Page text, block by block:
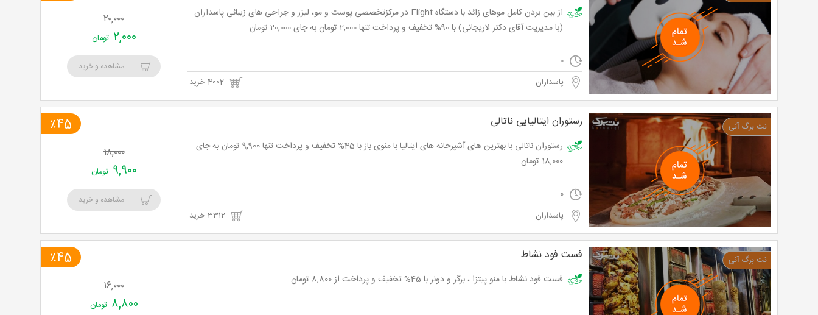
از بین بردن کامل موهای زائد با دستگاه Elight در مرکزتخصصی پوست و مو، لیزر و جراحی های زیبائی پاسداران
(با مدیریت آقای دکتر لاریجانی) با 90% تخفیف و پرداخت تنها 2,000 تومان به جای 20,000 تومان
0
پاسداران 4002 خرید
۲۰,۰۰۰
۲,۰۰۰ تومان
مشاهده و خرید
رستوران ایتالیایی ناتالی
رستوران ناتالی با بهترین های آشپزخانه های ایتالیا با منوی باز با 45% تخفیف و پرداخت تنها 9,900 تومان به جای
18,000 تومان
0
پاسداران 3312 خرید
٪45
۱۸,۰۰۰
۹,۹۰۰ تومان
مشاهده و خرید
فست فود نشاط
فست فود نشاط با منو پیتزا ، برگر و دونر با 45% تخفیف و پرداخت از 8,800 تومان
٪45
۱۶,۰۰۰
۸,۸۰۰ تومان